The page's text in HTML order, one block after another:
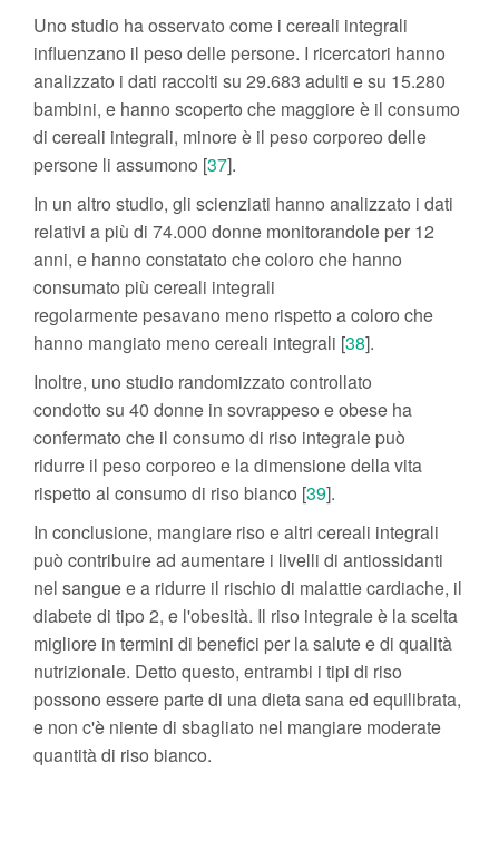
Uno studio ha osservato come i cereali integrali
influenzano il peso delle persone. I ricercatori hanno
analizzato i dati raccolti su 29.683 adulti e su 15.280
bambini, e hanno scoperto che maggiore è il consumo
di cereali integrali, minore è il peso corporeo delle
persone li assumono [37].
In un altro studio, gli scienziati hanno analizzato i dati
relativi a più di 74.000 donne monitorandole per 12
anni, e hanno constatato che coloro che hanno
consumato più cereali integrali
regolarmente pesavano meno rispetto a coloro che
hanno mangiato meno cereali integrali [38].
Inoltre, uno studio randomizzato controllato
condotto su 40 donne in sovrappeso e obese ha
confermato che il consumo di riso integrale può
ridurre il peso corporeo e la dimensione della vita
rispetto al consumo di riso bianco [39].
In conclusione, mangiare riso e altri cereali integrali
può contribuire ad aumentare i livelli di antiossidanti
nel sangue e a ridurre il rischio di malattie cardiache, il
diabete di tipo 2, e l'obesità. Il riso integrale è la scelta
migliore in termini di benefici per la salute e di qualità
nutrizionale. Detto questo, entrambi i tipi di riso
possono essere parte di una dieta sana ed equilibrata,
e non c'è niente di sbagliato nel mangiare moderate
quantità di riso bianco.